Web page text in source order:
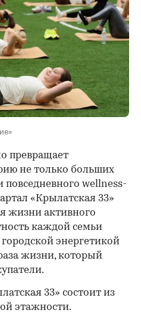
превращает
не только больших
повседневного wellness-
«Крылатская 33»
жизни активного
каждой семьи
энергетикой
жизни, который
33» состоит из
этажности.